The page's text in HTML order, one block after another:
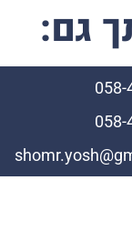
גם:
058-
058-